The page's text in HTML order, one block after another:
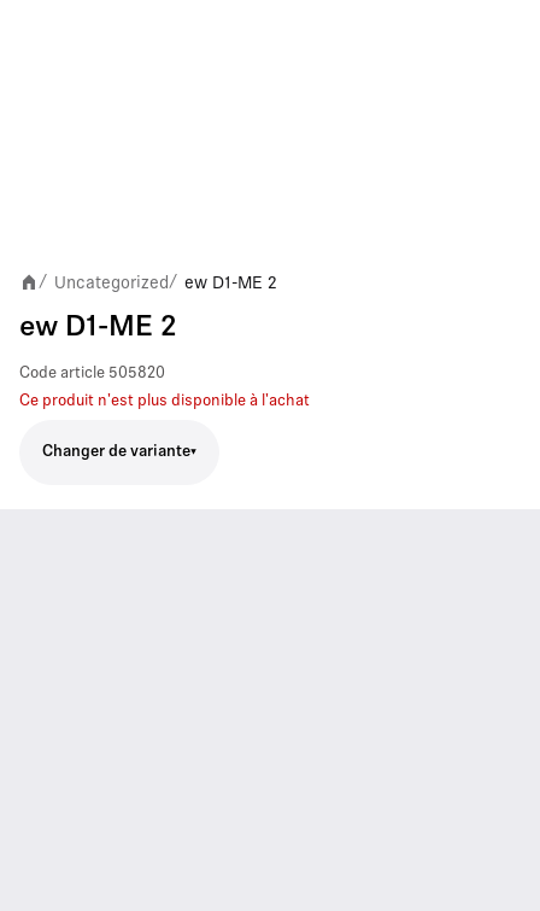
/ Uncategorized/ ew D1-ME 2
ew D1-ME 2
Code article 505820
Ce produit n'est plus disponible à l'achat
Changer de variante